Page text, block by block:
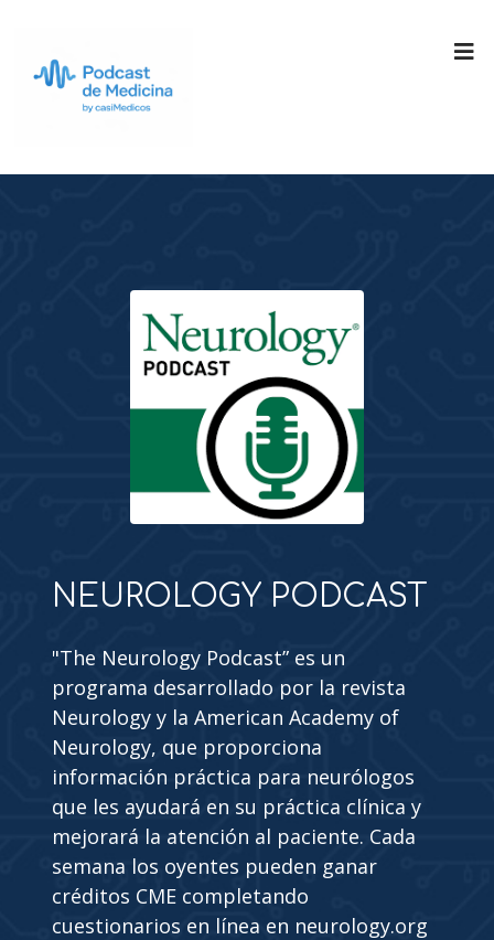
NEUROLOGY PODCAST
"The Neurology Podcast” es un
programa desarrollado por la revista
Neurology y la American Academy of
Neurology, que proporciona
información práctica para neurólogos
que les ayudará en su práctica clínica y
mejorará la atención al paciente. Cada
semana los oyentes pueden ganar
créditos CME completando
cuestionarios en línea en neurology.org